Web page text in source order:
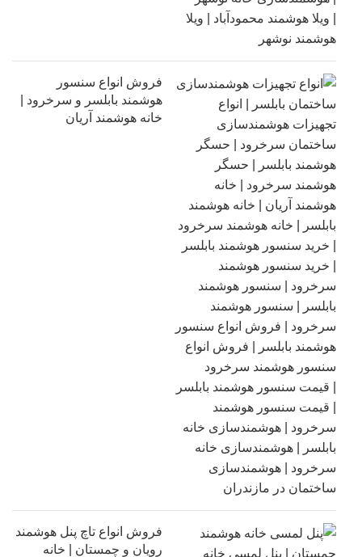
فروش انواع سنسور
هوشمند بابلسر و سرخرود |
خانه هوشمند آریان
فروش انواع تاچ پنل هوشمند
رویان و چمستان | خانه